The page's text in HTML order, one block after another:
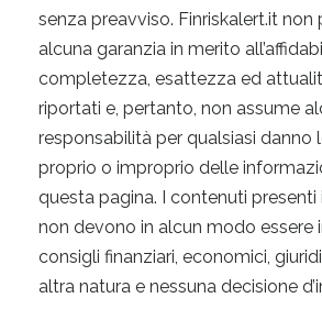
senza preavviso. Finriskalert.it non
alcuna garanzia in merito
completezza, esattezza ed
riportati e, pertanto, non assume
responsabilità per qualsiasi danno
proprio o improprio delle
questa pagina. I contenuti presenti
non devono in alcun modo essere
consigli finanziari, economici,
altra natura e nessuna decisione